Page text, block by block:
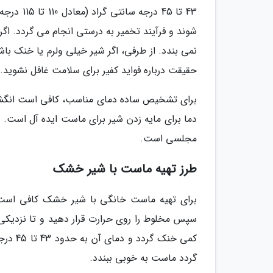
43 تا
شوند و فرآیند تخمیر به درستی انجام می گردد.
نمی بندد. از طرفی، اگر شیر خیلی ولرم یا
حقیقت درباره فواید کفیر برای سلامت غافل نشوید.
برای تشخیص ساده دمای مناسب، کافی است
دما برای مایه زدن شیر برای ماست ایده آل
مجلسی است.
طرز تهیه ماست با شیر خشک
برای تهیه ماست خانگی با شیر خشک کافی
گردد ماست به خوبی ببندد.